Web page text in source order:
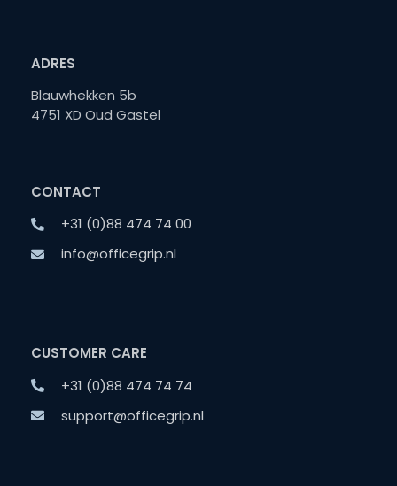
ADRES
Blauwhekken 5b
4751 XD Oud Gastel
CONTACT
+31 (0)88 474 74 00
info@officegrip.nl
CUSTOMER CARE
+31 (0)88 474 74 74
support@officegrip.nl